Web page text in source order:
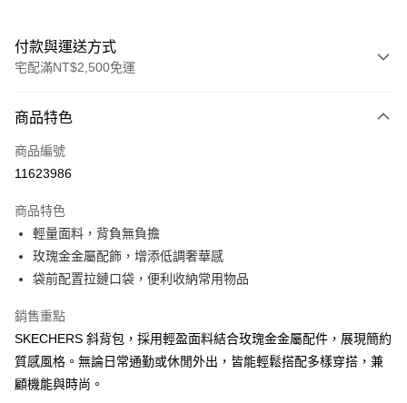
付款與運送方式
宅配滿NT$2,500免運
信用卡一次付款
LINE Pay
相關說明
【大哥付你分期使用說明】
1.本服務由台灣大哥大提供，台灣大哥大用戶可立即使用無須另外申請。
2.付款方式選擇「大哥付你分期」，訂單成立後會自動跳轉到大哥付的交易
流程，驗證手機門號後，選擇欲分期的期數、繳款截止日，確認付款後即完
3.實際核准額度、可分期數及費用金額請依後續交易確認頁面所載為準。
4.訂單成立30分鐘內，如未前往確認交易或遇審核未通過，訂單將自動取
消。如遇「轉專審核」未通過狀況，表示未達大哥付你分期系統評分，恕無
法說明評估內容。
【繳款方式說明】
ATM付款
宅配
商品特色
商品編號
11623986
商品特色
輕量面料，背負無負擔
玫瑰金金屬配飾，增添低調奢華感
袋前配置拉鏈口袋，便利收納常用物品
銷售重點
SKECHERS 斜背包，採用輕盈面料結合玫瑰金金屬配件，展現簡約
質感風格。無論日常通勤或休閒外出，皆能輕鬆搭配多樣穿搭，兼
顧機能與時尚。